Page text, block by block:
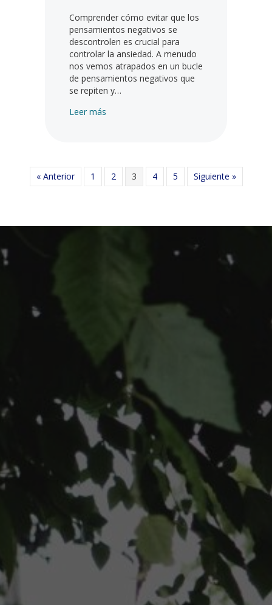
Comprender cómo evitar que los
pensamientos negativos se
descontrolen es crucial para
controlar la ansiedad. A menudo
nos vemos atrapados en un bucle
de pensamientos negativos que
se repiten y…
Leer más
« Anterior 1 2 3 4 5 Siguiente »